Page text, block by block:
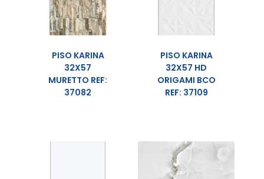
PISO KARINA
32X57
MURETTO REF:
37082
PISO KARINA
32X57 HD
ORIGAMI BCO
REF: 37109